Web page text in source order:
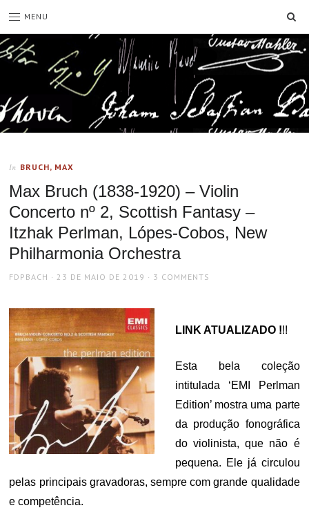
MENU
In BRUCH, MAX
Max Bruch (1838-1920) – Violin
Concerto nº 2, Scottish Fantasy –
Itzhak Perlman, Lópes-Cobos, New
Philharmonia Orchestra
AUTHOR
FDPBACH
POSTED
23 DE MAIO DE 2019 3 COMMENTS
LINK ATUALIZADO !!!
Esta bela coleção
intitulada ‘EMI Perlman
Edition’ mostra uma parte
da produção fonográfica
do violinista, que não é
pequena. Ele já circulou
pelas principais gravadoras, sempre com grande qualidade
e competência.